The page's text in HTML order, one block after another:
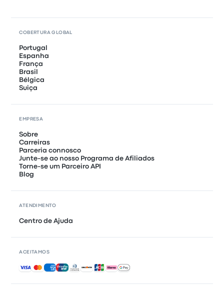
COBERTURA GLOBAL
Portugal
Espanha
França
Brasil
Bélgica
Suiça
EMPRESA
Sobre
Carreiras
Parceria connosco
Junte-se ao nosso Programa de Afiliados
Torne-se um Parceiro API
Blog
ATENDIMENTO
Centro de Ajuda
ACEITAMOS
Pagamentos aceites